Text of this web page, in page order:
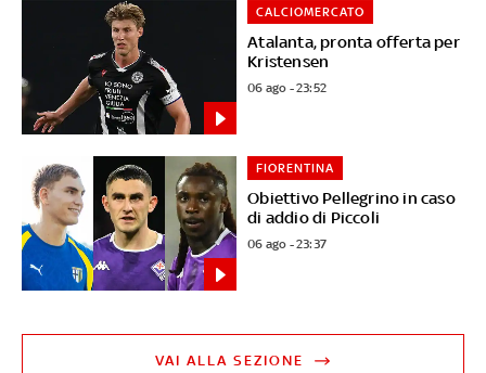
Atalanta, pronta offerta per
Kristensen
CALCIOMERCATO
06 ago - 23:52
Obiettivo Pellegrino in caso
di addio di Piccoli
FIORENTINA
06 ago - 23:37
VAI ALLA SEZIONE